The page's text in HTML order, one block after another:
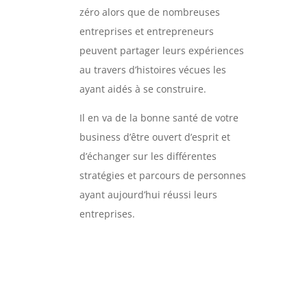
zéro alors que de nombreuses
entreprises et entrepreneurs
peuvent partager leurs expériences
au travers d’histoires vécues les
ayant aidés à se construire.
Il en va de la bonne santé de votre
business d’être ouvert d’esprit et
d’échanger sur les différentes
stratégies et parcours de personnes
ayant aujourd’hui réussi leurs
entreprises.